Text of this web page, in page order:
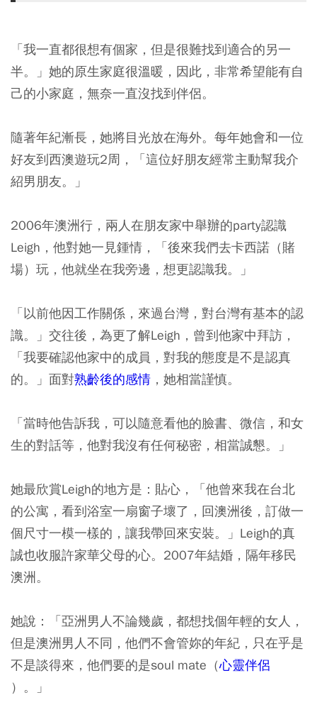
「我一直都很想有個家，但是很難找到適合的另一
半。」她的原生家庭很溫暖，因此，非常希望能有自
己的小家庭，無奈一直沒找到伴侶。
隨著年紀漸長，她將目光放在海外。每年她會和一位
好友到西澳遊玩2周，「這位好朋友經常主動幫我介
紹男朋友。」
2006年澳洲行，兩人在朋友家中舉辦的party認識
Leigh，他對她一見鍾情，「後來我們去卡西諾（賭
場）玩，他就坐在我旁邊，想更認識我。」
「以前他因工作關係，來過台灣，對台灣有基本的認
識。」交往後，為更了解Leigh，曾到他家中拜訪，
「我要確認他家中的成員，對我的態度是不是認真
的。」面對熟齡後的感情 ，她相當謹慎。
「當時他告訴我，可以隨意看他的臉書、微信，和女
生的對話等，他對我沒有任何秘密，相當誠懇。」
她最欣賞Leigh的地方是：貼心，「他曾來我在台北
的公寓，看到浴室一扇窗子壞了，回澳洲後，訂做一
個尺寸一模一樣的，讓我帶回來安裝。」Leigh的真
誠也收服許家華父母的心。2007年結婚，隔年移民
澳洲。
她說：「亞洲男人不論幾歲，都想找個年輕的女人，
但是澳洲男人不同，他們不會管妳的年紀，只在乎是
不是談得來，他們要的是soul mate（心靈伴侶
）。」